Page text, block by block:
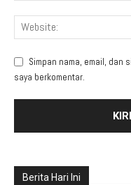
Simpan nama, email, dan
saya berkomentar.
Berita Hari Ini